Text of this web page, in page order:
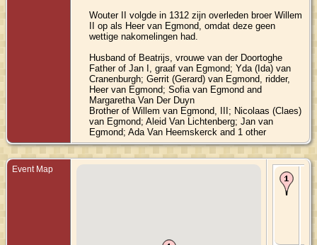
Wouter II volgde in 1312 zijn overleden broer Willem
II op als Heer van Egmond, omdat deze geen
wettige nakomelingen had.
Husband of Beatrijs, vrouwe van der Doortoghe
Father of Jan I, graaf van Egmond; Yda (Ida) van
Cranenburgh; Gerrit (Gerard) van Egmond, ridder,
Heer van Egmond; Sofia van Egmond and
Margaretha Van Der Duyn
Brother of Willem van Egmond, III; Nicolaas (Claes)
van Egmond; Aleid Van Lichtenberg; Jan van
Egmond; Ada Van Heemskerck and 1 other
Event Map